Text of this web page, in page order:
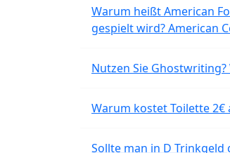
Warum heißt American
gespielt wird? American
Nutzen Sie
Warum kostet Toilette 2€
Sollte man in D Trinkgeld